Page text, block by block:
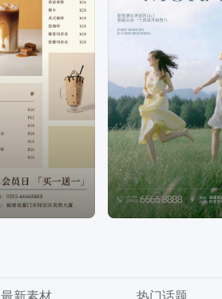
最新素材 热门话题